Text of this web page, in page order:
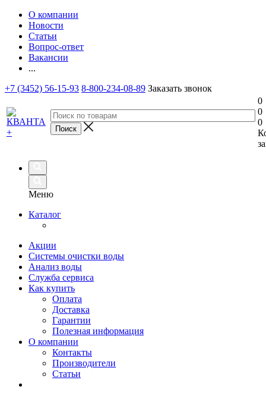
О компании
Новости
Статьи
Вопрос-ответ
Вакансии
...
+7 (3452) 56-15-93 8-800-234-08-89 Заказать звонок
0
0
0
Меню
Каталог
Акции
Системы очистки воды
Анализ воды
Служба сервиса
Как купить
Оплата
Доставка
Гарантии
Полезная информация
О компании
Контакты
Производители
Статьи